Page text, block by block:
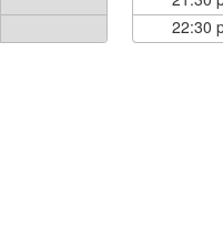
22:30